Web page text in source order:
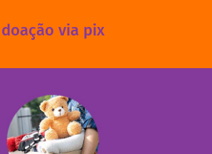
doação via pix
fale conosco